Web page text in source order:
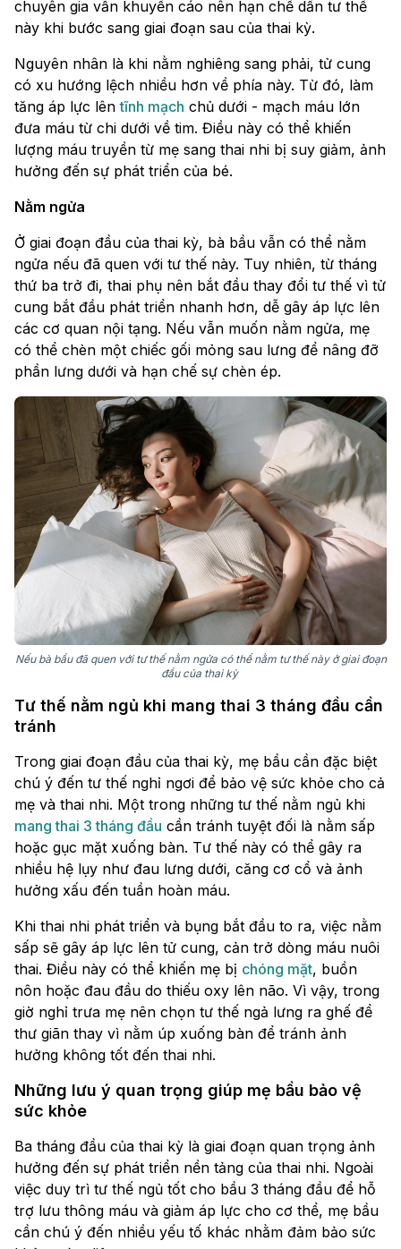
chuyên gia vẫn khuyến cáo nên hạn chế dần tư thế
này khi bước sang giai đoạn sau của thai kỳ.
Nguyên nhân là khi nằm nghiêng sang phải, tử cung
có xu hướng lệch nhiều hơn về phía này. Từ đó, làm
tăng áp lực lêntĩnh mạch chủ dưới - mạch máu lớn
đưa máu từ chi dưới về tim. Điều này có thể khiến
lượng máu truyền từ mẹ sang thai nhi bị suy giảm, ảnh
hưởng đến sự phát triển của bé.
Nằm ngửa
Ở giai đoạn đầu của thai kỳ, bà bầu vẫn có thể nằm
ngửa nếu đã quen với tư thế này. Tuy nhiên, từ tháng
thứ ba trở đi, thai phụ nên bắt đầu thay đổi tư thế vì tử
cung bắt đầu phát triển nhanh hơn, dễ gây áp lực lên
các cơ quan nội tạng. Nếu vẫn muốn nằm ngửa, mẹ
có thể chèn một chiếc gối mỏng sau lưng để nâng đỡ
phần lưng dưới và hạn chế sự chèn ép.
Nếu bà bầu đã quen với tư thế nằm ngửa có thể nằm tư thế này ở giai đoạn
đầu của thai kỳ
Tư thế nằm ngủ khi mang thai 3 tháng đầu cần
tránh
Trong giai đoạn đầu của thai kỳ, mẹ bầu cần đặc biệt
chú ý đến tư thế nghỉ ngơi để bảo vệ sức khỏe cho cả
mẹ và thai nhi. Một trong những tư thế nằm ngủ khi
mang thai 3 tháng đầu cần tránh tuyệt đối là nằm sấp
hoặc gục mặt xuống bàn. Tư thế này có thể gây ra
nhiều hệ lụy như đau lưng dưới, căng cơ cổ và ảnh
hưởng xấu đến tuần hoàn máu.
Khi thai nhi phát triển và bụng bắt đầu to ra, việc nằm
sấp sẽ gây áp lực lên tử cung, cản trở dòng máu nuôi
thai. Điều này có thể khiến mẹ bị chóng mặt, buồn
nôn hoặc đau đầu do thiếu oxy lên não. Vì vậy, trong
giờ nghỉ trưa mẹ nên chọn tư thế ngả lưng ra ghế để
thư giãn thay vì nằm úp xuống bàn để tránh ảnh
hưởng không tốt đến thai nhi.
Những lưu ý quan trọng giúp mẹ bầu bảo vệ
sức khỏe
Ba tháng đầu của thai kỳ là giai đoạn quan trọng ảnh
hưởng đến sự phát triển nền tảng của thai nhi. Ngoài
việc duy trì tư thế ngủ tốt cho bầu 3 tháng đầu để hỗ
trợ lưu thông máu và giảm áp lực cho cơ thể, mẹ bầu
cần chú ý đến nhiều yếu tố khác nhằm đảm bảo sức